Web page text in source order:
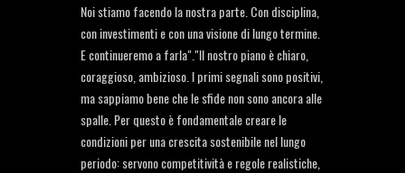
Noi stiamo facendo la nostra parte. Con disciplina,
con investimenti e con una visione di lungo termine.
E continueremo a farla"."Il nostro piano è chiaro,
coraggioso, ambizioso. I primi segnali sono positivi,
ma sappiamo bene che le sfide non sono ancora alle
spalle. Per questo è fondamentale creare le
condizioni per una crescita sostenibile nel lungo
periodo: servono competitività e regole realistiche,